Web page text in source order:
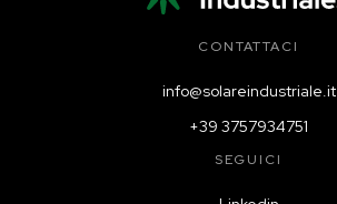
CONTATTACI
info@solareindustriale.it
+39 3757934751
SEGUICI